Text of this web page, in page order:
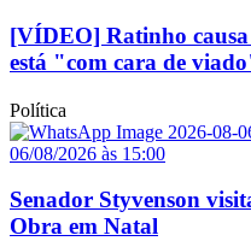
[VÍDEO] Ratinho
está "com cara de
Política
06/08/2026 às 15:00
Senador Styvenson
Obra em Natal